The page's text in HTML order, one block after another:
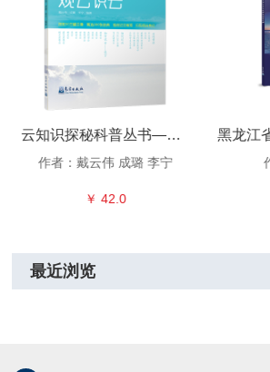
云知识探秘科普丛书——观云识云
作者：戴云伟 成璐 李宁
￥ 42.0
最近浏览